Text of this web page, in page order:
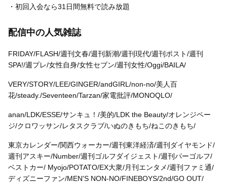
・初回入会なら31日間無料で読み放題
配信中の人気雑誌
FRIDAY/FLASH/週刊文春/週刊新潮/週刊現代/週刊ポスト/週刊
SPA!/週プレ/女性自身/女性セブン/週刊女性/Oggi/BAILA/
VERY/STORY/LEE/GINGER/andGIRL/non-no/美人百
花/steady./Seventeen/Tarzan/家電批評/MONOQLO/
anan/LDK/ESSE/サンキュ！/美的/LDK the Beauty/オレンジペー
ジ/クロワッサン/レタスクラブ/いぬのきもち/ねこのきもち/
東京カレンダー/関西ウォーカー/週刊東洋経済/週刊ダイヤモンド/
週刊アスキー/Number/週刊ゴルフダイジェスト/週刊パーゴルフ/
ベストカー/ Myojo/POTATO/EX大衆/月刊エンタメ/週刊ファミ通/
ディズニーファン/MEN'S NON-NO/FINEBOYS/2nd/GO OUT/